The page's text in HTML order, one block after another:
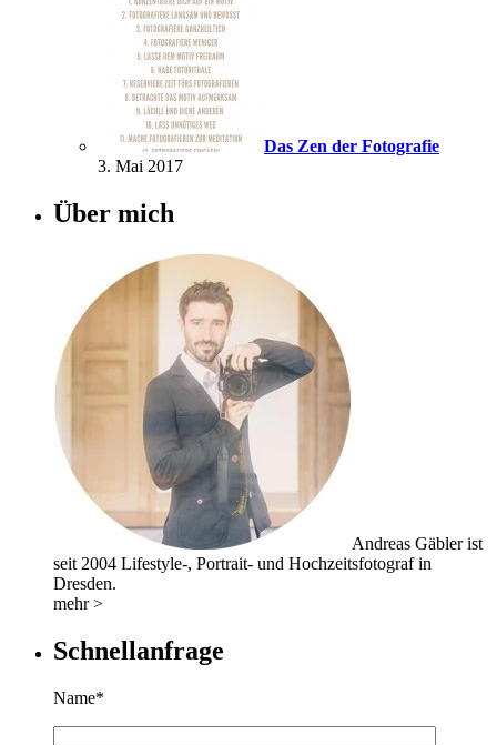
Das Zen der Fotografie
3. Mai 2017
Über mich
Andreas Gäbler ist
seit 2004 Lifestyle-, Portrait- und Hochzeitsfotograf in
Dresden.
mehr >
Schnellanfrage
Name*